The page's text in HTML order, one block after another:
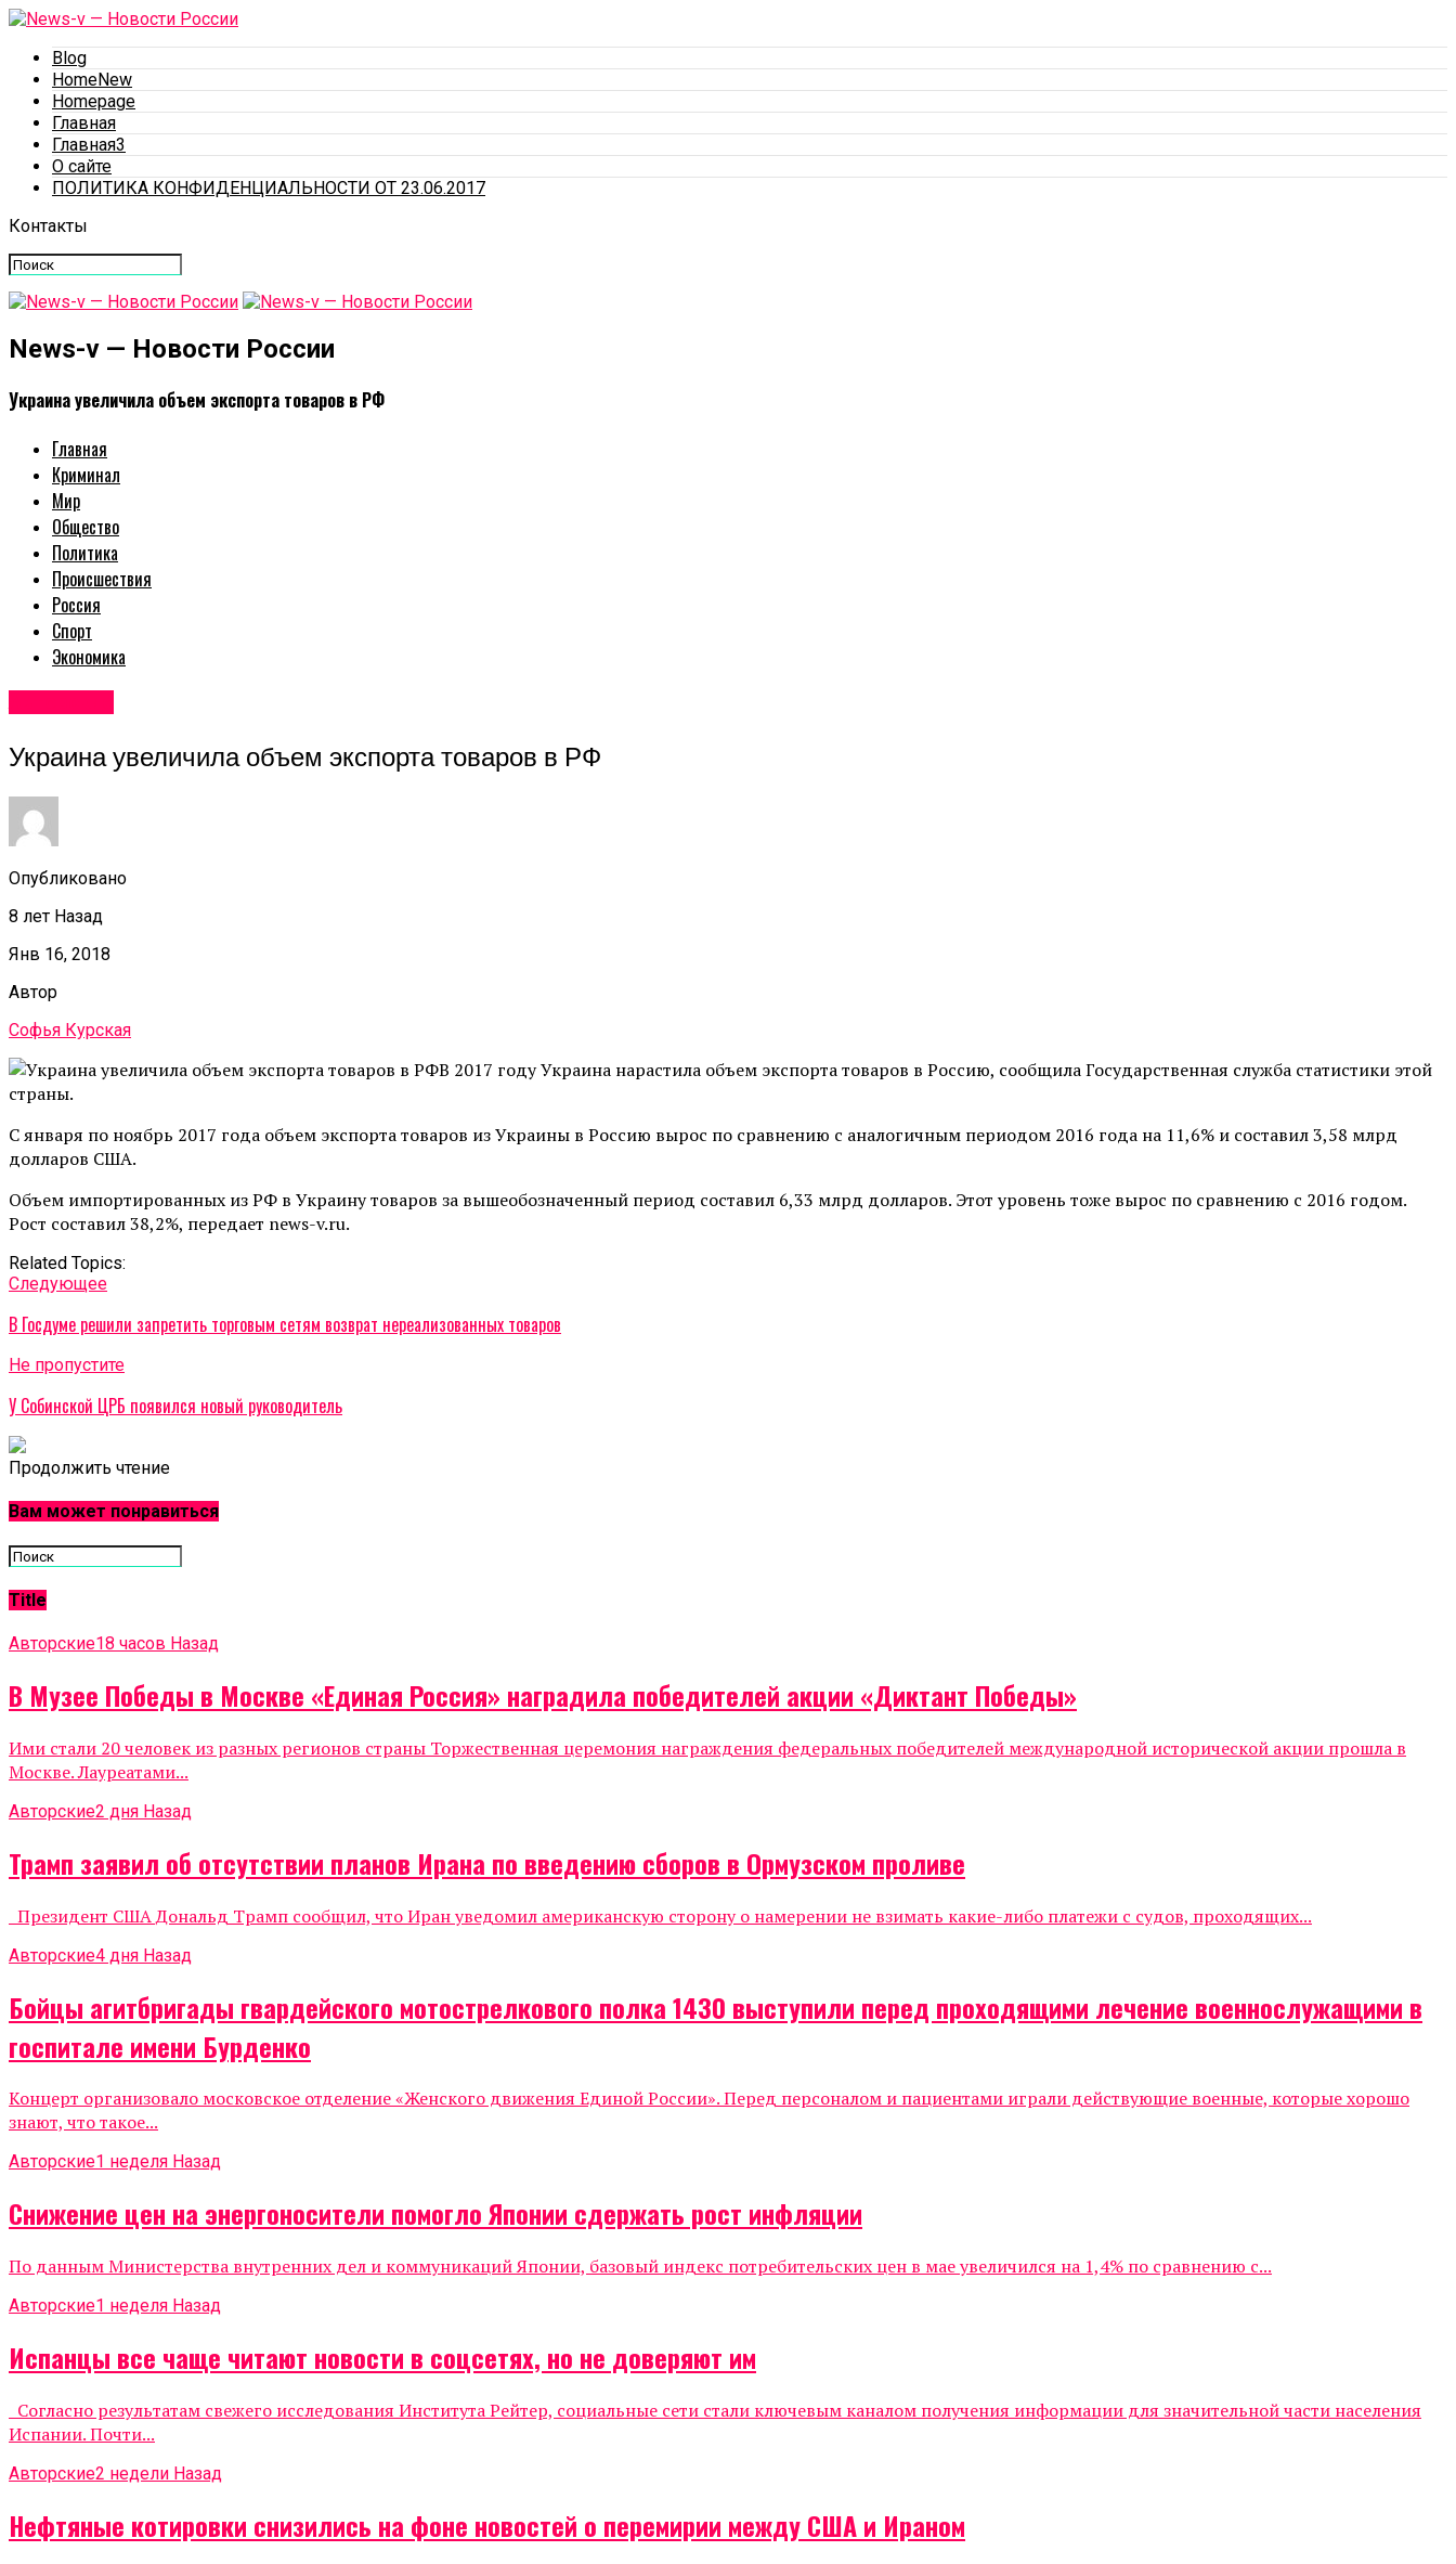
Blog
HomeNew
Homepage
Главная
Главная3
О сайте
ПОЛИТИКА КОНФИДЕНЦИАЛЬНОСТИ ОТ 23.06.2017
Контакты
News-v — Новости России
Украина увеличила объем экспорта товаров в РФ
Главная
Криминал
Мир
Общество
Политика
Происшествия
Россия
Спорт
Экономика
Украина увеличила объем экспорта товаров в РФ
Опубликовано
8 лет Назад
Янв 16, 2018
Автор
Софья Курская
В 2017 году Украина нарастила объем экспорта товаров в Россию, сообщила Государственная служба статистики этой
страны.
С января по ноябрь 2017 года объем экспорта товаров из Украины в Россию вырос по сравнению с аналогичным периодом 2016 года на 11,6% и составил 3,58 млрд
долларов США.
Объем импортированных из РФ в Украину товаров за вышеобозначенный период составил 6,33 млрд долларов. Этот уровень тоже вырос по сравнению с 2016 годом.
Рост составил 38,2%, передает news-v.ru.
Related Topics:
Cледующее
В Госдуме решили запретить торговым сетям возврат нереализованных товаров
Не пропустите
У Собинской ЦРБ появился новый руководитель
Продолжить чтение
Вам может понравиться
Title
Авторские18 часов Назад
В Музее Победы в Москве «Единая Россия» наградила победителей акции «Диктант Победы»
Ими стали 20 человек из разных регионов страны Торжественная церемония награждения федеральных победителей международной исторической акции прошла в
Москве. Лауреатами...
Авторские2 дня Назад
Трамп заявил об отсутствии планов Ирана по введению сборов в Ормузском проливе
Президент США Дональд Трамп сообщил, что Иран уведомил американскую сторону о намерении не взимать какие-либо платежи с судов, проходящих...
Авторские4 дня Назад
Бойцы агитбригады гвардейского мотострелкового полка 1430 выступили перед проходящими лечение военнослужащими в
госпитале имени Бурденко
Концерт организовало московское отделение «Женского движения Единой России». Перед персоналом и пациентами играли действующие военные, которые хорошо
знают, что такое...
Авторские1 неделя Назад
Снижение цен на энергоносители помогло Японии сдержать рост инфляции
По данным Министерства внутренних дел и коммуникаций Японии, базовый индекс потребительских цен в мае увеличился на 1,4% по сравнению с...
Авторские1 неделя Назад
Испанцы все чаще читают новости в соцсетях, но не доверяют им
Согласно результатам свежего исследования Института Рейтер, социальные сети стали ключевым каналом получения информации для значительной части населения
Испании. Почти...
Авторские2 недели Назад
Нефтяные котировки снизились на фоне новостей о перемирии между США и Ираном